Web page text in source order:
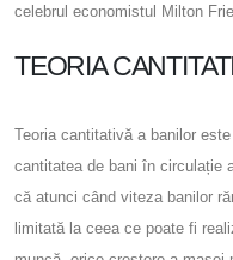
celebrul economistul Milton
TEORIA
Teoria cantitativă a banilor
cantitatea de bani în circulație
că atunci când viteza banilor
limitată la ceea ce poate fi